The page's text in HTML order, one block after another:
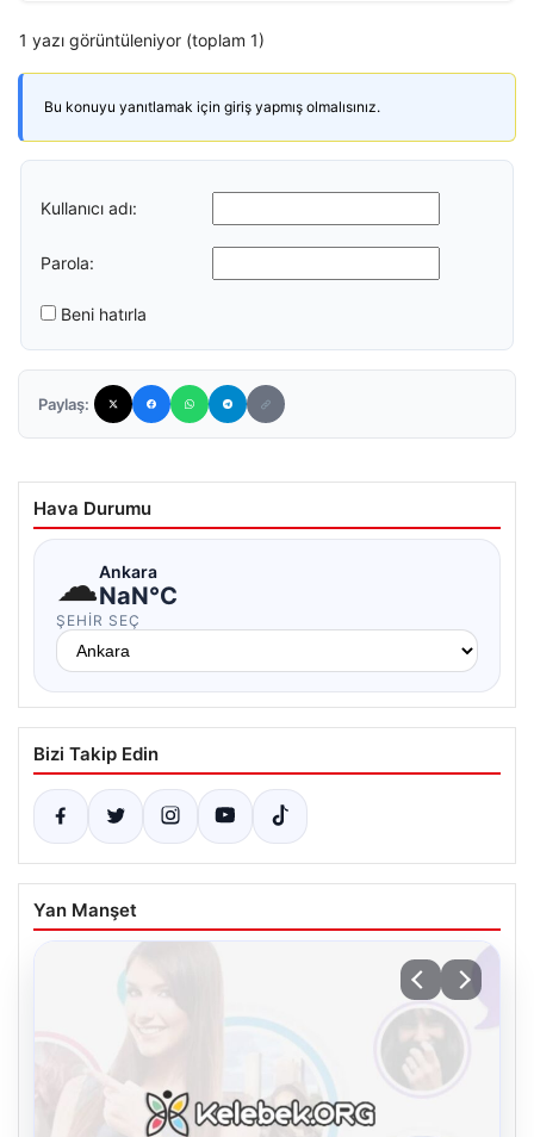
1 yazı görüntüleniyor (toplam 1)
Bu konuyu yanıtlamak için giriş yapmış olmalısınız.
Kullanıcı adı:
Parola:
Beni hatırla
Paylaş:
Hava Durumu
☁Ankara
NaN°C
ŞEHIR SEÇ
Bizi Takip Edin
Yan Manşet